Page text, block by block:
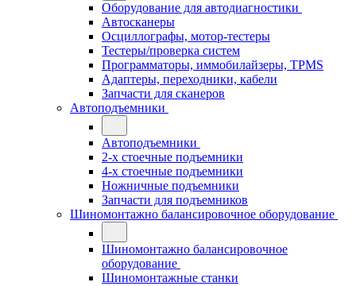
Оборудование для автодиагностики
Автосканеры
Осциллографы, мотор-тестеры
Тестеры/проверка систем
Программаторы, иммобилайзеры, TPMS
Адаптеры, переходники, кабели
Запчасти для сканеров
Автоподъемники
Автоподъемники
2-х стоечные подъемники
4-х стоечные подъемники
Ножничные подъемники
Запчасти для подъемников
Шиномонтажно балансировочное оборудование
Шиномонтажно балансировочное
оборудование
Шиномонтажные станки